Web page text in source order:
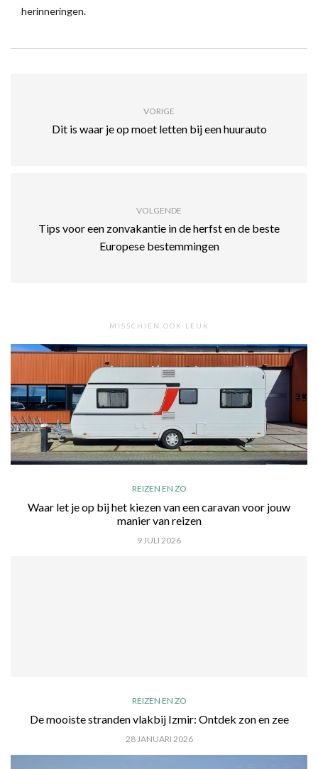
herinneringen.
VORIGE
Dit is waar je op moet letten bij een huurauto
VOLGENDE
Tips voor een zonvakantie in de herfst en de beste
Europese bestemmingen
MISSCHIEN OOK LEUK
REIZEN EN ZO
Waar let je op bij het kiezen van een caravan voor jouw
manier van reizen
9 JULI 2026
REIZEN EN ZO
De mooiste stranden vlakbij Izmir: Ontdek zon en zee
28 JANUARI 2026